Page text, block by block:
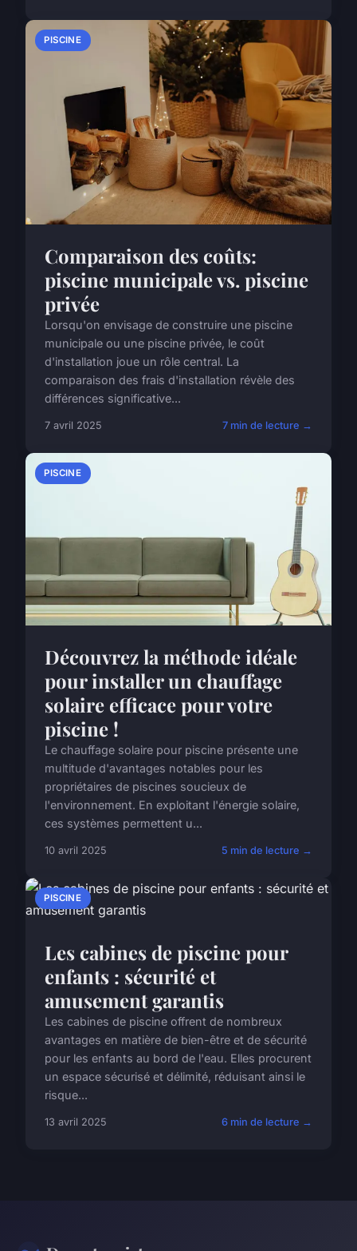
PISCINE
Comparaison des coûts:
piscine municipale vs. piscine
privée
Lorsqu'on envisage de construire une piscine
municipale ou une piscine privée, le coût
d'installation joue un rôle central. La
comparaison des frais d'installation révèle des
différences significative...
7 avril 2025 7 min de lecture →
PISCINE
Découvrez la méthode idéale
pour installer un chauffage
solaire efficace pour votre
piscine !
Le chauffage solaire pour piscine présente une
multitude d'avantages notables pour les
propriétaires de piscines soucieux de
l'environnement. En exploitant l'énergie solaire,
ces systèmes permettent u...
10 avril 2025 5 min de lecture →
PISCINE
Les cabines de piscine pour
enfants : sécurité et
amusement garantis
Les cabines de piscine offrent de nombreux
avantages en matière de bien-être et de sécurité
pour les enfants au bord de l'eau. Elles procurent
un espace sécurisé et délimité, réduisant ainsi le
risque...
13 avril 2025 6 min de lecture →